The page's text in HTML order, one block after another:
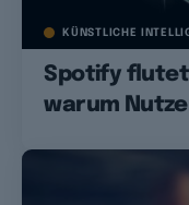
KÜNSTLICHE
Spotify flutet
warum